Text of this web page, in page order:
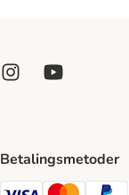
Betalingsmetoder